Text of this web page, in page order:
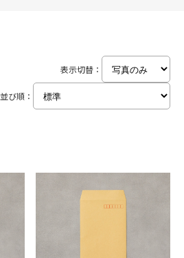
表示切替：
並び順：